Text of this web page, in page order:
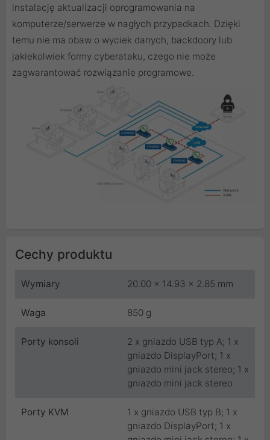
instalację aktualizacji oprogramowania na
komputerze/serwerze w nagłych przypadkach. Dzięki
temu nie ma obaw o wyciek danych, backdoory lub
jakiekolwiek formy cyberataku, czego nie może
zagwarantować rozwiązanie programowe.
Cechy produktu
Wymiary 20.00 x 14.93 x 2.85 mm
Waga 850 g
Porty konsoli
2 x gniazdo USB typ A; 1 x
gniazdo DisplayPort; 1 x
gniazdo mini jack stereo; 1 x
gniazdo mini jack stereo
Porty KVM
1 x gniazdo USB typ B; 1 x
gniazdo DisplayPort; 1 x